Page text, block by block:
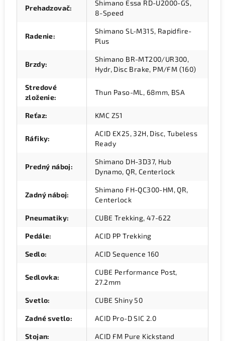
Prehadzovač:
Shimano Essa RD-U2000-GS,
8-Speed
Radenie:
Shimano SL-M315, Rapidfire-
Plus
Brzdy:
Shimano BR-MT200/UR300,
Hydr, Disc Brake, PM/FM (160)
Stredové
zloženie:
Thun Paso-ML, 68mm, BSA
Reťaz: KMC Z51
Ráfiky:
ACID EX25, 32H, Disc, Tubeless
Ready
Predný náboj:
Shimano DH-3D37, Hub
Dynamo, QR, Centerlock
Zadný náboj:
Shimano FH-QC300-HM, QR,
Centerlock
Pneumatiky: CUBE Trekking, 47-622
Pedále: ACID PP Trekking
Sedlo: ACID Sequence 160
Sedlovka:
CUBE Performance Post,
27.2mm
Svetlo: CUBE Shiny 50
Zadné svetlo: ACID Pro-D SIC 2.0
Stojan: ACID FM Pure Kickstand